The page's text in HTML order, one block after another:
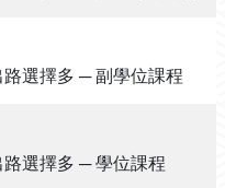
選擇多 ─ 副學位課程
選擇多 ─ 學位課程